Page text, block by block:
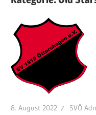
8. August 2022 SVÖ